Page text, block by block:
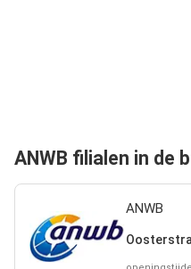
ANWB filialen in de
ANWB